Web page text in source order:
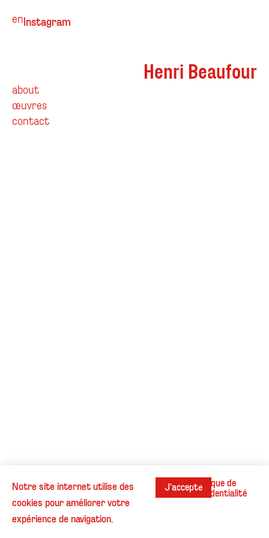
Henri Beaufour
about
œuvres
contact
enInstagram
InstagramContactCookies
© Henri Beaufour - Tous droits réservés.
Notre site internet utilise des
cookies pour améliorer votre
expérience de navigation.
J'acceptePolitique de
confidentialité